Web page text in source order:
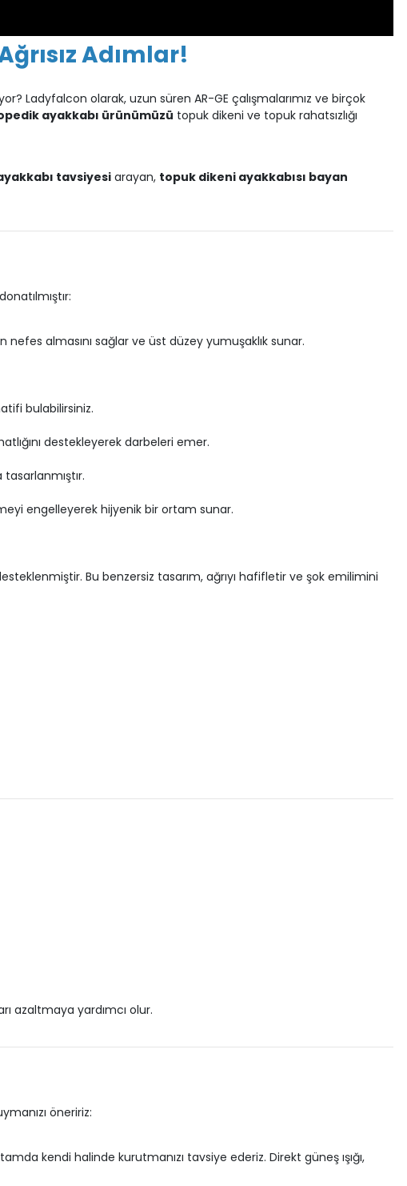
Adımlar!
Ladyfalcon olarak, uzun süren AR-GE çalışmalarımız ve birçok
ayakkabı ürünümüzü topuk dikeni ve topuk rahatsızlığı
tavsiyesiarayan, topuk dikeni ayakkabısı bayan
nefes almasını sağlar ve üst düzey yumuşaklık sunar.
bulabilirsiniz.
destekleyerek darbeleri emer.
engelleyerek hijyenik bir ortam sunar.
Bu benzersiz tasarım, ağrıyı hafifletir ve şok emilimini
azaltmaya yardımcı olur.
öneririz:
kendi halinde kurutmanızı tavsiye ederiz. Direkt güneş ışığı,